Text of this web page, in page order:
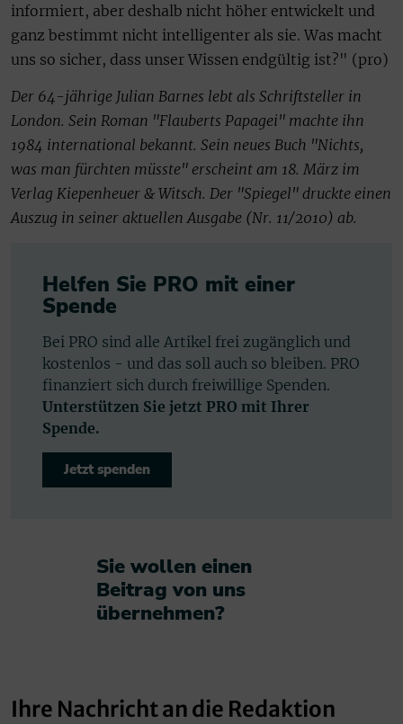
informiert, aber deshalb nicht höher entwickelt und
ganz bestimmt nicht intelligenter als sie. Was macht
uns so sicher, dass unser Wissen endgültig ist?" (pro)
Der 64-jährige Julian Barnes lebt als Schriftsteller in
London. Sein Roman "Flauberts Papagei" machte ihn
1984 international bekannt. Sein neues Buch "Nichts,
was man fürchten müsste" erscheint am 18. März im
Verlag Kiepenheuer & Witsch. Der "Spiegel" druckte einen
Auszug in seiner aktuellen Ausgabe (Nr. 11/2010) ab.
Helfen Sie PRO mit einer
Spende
Bei PRO sind alle Artikel frei zugänglich und
kostenlos - und das soll auch so bleiben. PRO
finanziert sich durch freiwillige Spenden.
Unterstützen Sie jetzt PRO mit Ihrer
Spende.
Jetzt spenden
Sie wollen einen
Beitrag von uns
übernehmen?​
Ihre Nachricht an die Redaktion